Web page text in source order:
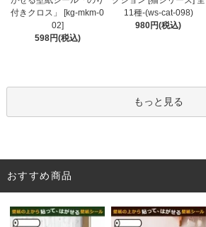
付きクロス」 [kg-mkm-0
02]
598円(税込)
11種-(ws-cat-098)
980円(税込)
もっと見る
おすすめ商品